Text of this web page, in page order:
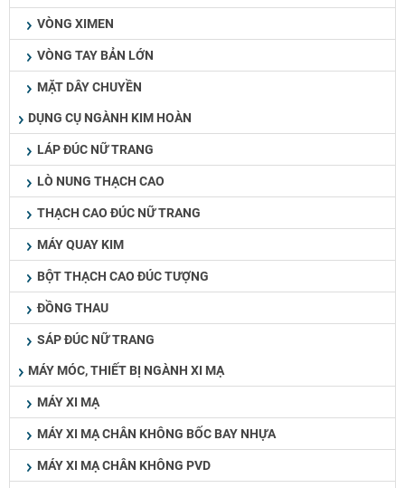
VÒNG XIMEN
VÒNG TAY BẢN LỚN
MẶT DÂY CHUYỀN
DỤNG CỤ NGÀNH KIM HOÀN
LÁP ĐÚC NỮ TRANG
LÒ NUNG THẠCH CAO
THẠCH CAO ĐÚC NỮ TRANG
MÁY QUAY KIM
BỘT THẠCH CAO ĐÚC TƯỢNG
ĐỒNG THAU
SÁP ĐÚC NỮ TRANG
MÁY MÓC, THIẾT BỊ NGÀNH XI MẠ
MÁY XI MẠ
MÁY XI MẠ CHÂN KHÔNG BỐC BAY NHỰA
MÁY XI MẠ CHÂN KHÔNG PVD